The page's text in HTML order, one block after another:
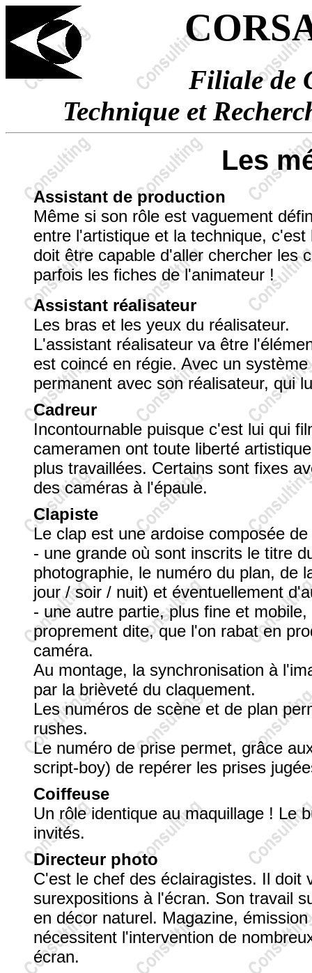
Filiale de
Technique et
Les
Assistant de production
Même si son rôle est vaguement
entre l'artistique et la technique,
doit être capable d'aller chercher les
parfois les fiches de l'animateur !
Assistant réalisateur
Les bras et les yeux du réalisateur.
L'assistant réalisateur va être
est coincé en régie. Avec un
permanent avec son réalisateur, qui
Cadreur
Incontournable puisque c'est lui qui
cameramen ont toute liberté
plus travaillées. Certains sont fixes
des caméras à l'épaule.
Clapiste
Le clap est une ardoise composée
- une grande où sont inscrits le titre
photographie, le numéro du plan, de
jour / soir / nuit) et éventuellement
- une autre partie, plus fine et
proprement dite, que l'on rabat en
caméra.
Au montage, la synchronisation à
par la brièveté du claquement.
Les numéros de scène et de plan
rushes.
Le numéro de prise permet, grâce
script-boy) de repérer les prises
Coiffeuse
Un rôle identique au maquillage ! Le
invités.
Directeur photo
C'est le chef des éclairagistes. Il doit
surexpositions à l'écran. Son travail
en décor naturel. Magazine,
nécessitent l'intervention de
écran.